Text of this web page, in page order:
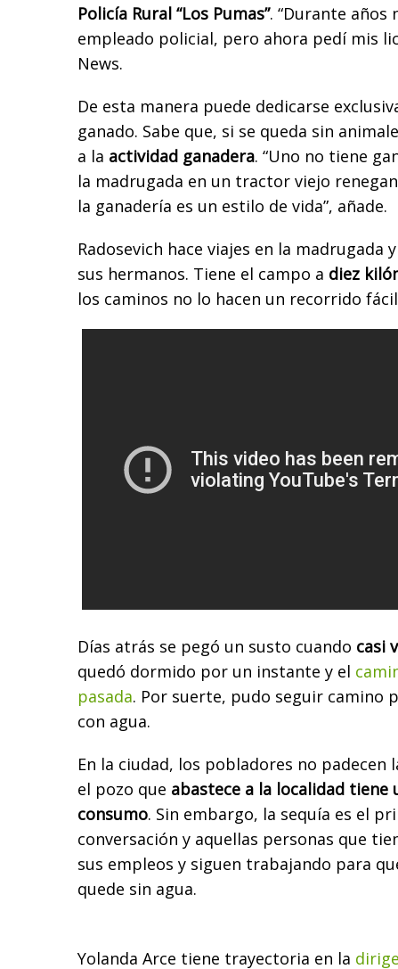
Policía Rural “Los Pumas”. “Durante
empleado policial, pero ahora pedí mis
News.
De esta manera puede dedicarse
ganado. Sabe que, si se queda sin
a la actividad ganadera. “Uno no tiene
la madrugada en un tractor viejo
la ganadería es un estilo de vida”, añade.
Radosevich hace viajes en la madrugada
sus hermanos. Tiene el campo a diez
los caminos no lo hacen un recorrido
Días atrás se pegó un susto cuando casi
quedó dormido por un instante y el
pasada. Por suerte, pudo seguir camino
con agua.
En la ciudad, los pobladores no padecen
el pozo que abastece a la localidad tiene
consumo. Sin embargo, la sequía es el
conversación y aquellas personas que
sus empleos y siguen trabajando para
quede sin agua.
Yolanda Arce tiene trayectoria en la